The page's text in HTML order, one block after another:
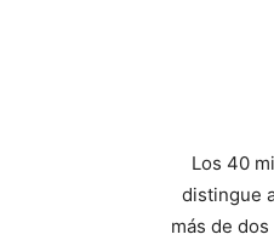
Los 40
distingue
más de